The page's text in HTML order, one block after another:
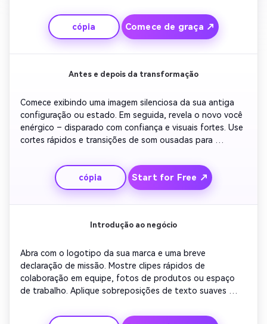
história. Termine com um momento de reflexão e um
texto outro suave apresentando seu nome ou marca.
cópia Comece de graça ↗
Antes e depois da transformação
Comece exibindo uma imagem silenciosa da sua antiga
configuração ou estado. Em seguida, revela o novo você
enérgico – disparado com confiança e visuais fortes. Use
cortes rápidos e transições de som ousadas para
carimbo de tempo para marcar alterações. Termine com o
símbolo ou slogan da sua marca atual para uma
recompensa satisfatória.
cópia Start for Free ↗
Introdução ao negócio
Abra com o logotipo da sua marca e uma breve
declaração de missão. Mostre clipes rápidos de
colaboração em equipe, fotos de produtos ou espaço
de trabalho. Aplique sobreposições de texto suaves
paleta de cores marca-consistente. Conclua com o